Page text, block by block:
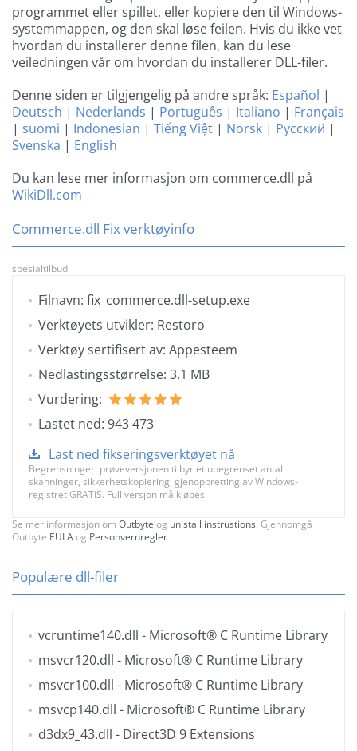
programmet eller spillet, eller kopiere den til Windows-
systemmappen, og den skal løse feilen. Hvis du ikke vet
hvordan du installerer denne filen, kan du lese
veiledningen vår om hvordan du installerer DLL-filer.
Denne siden er tilgjengelig på andre språk: Español |
Deutsch | Nederlands | Português | Italiano | Français
| suomi | Indonesian | Tiếng Việt | Norsk | Русский |
Svenska | English
Du kan lese mer informasjon om commerce.dll på
WikiDll.com
Commerce.dll Fix verktøyinfo
spesialtilbud
Filnavn: fix_commerce.dll-setup.exe
Verktøyets utvikler: Restoro
Verktøy sertifisert av: Appesteem
Nedlastingsstørrelse: 3.1 MB
Vurdering:
Lastet ned: 943 473
Last ned fikseringsverktøyet nå
Begrensninger: prøveversjonen tilbyr et ubegrenset antall
skanninger, sikkerhetskopiering, gjenoppretting av Windows-
registret GRATIS. Full versjon må kjøpes.
Se mer informasjon om Outbyte og unistall instrustions. Gjennomgå
Outbyte EULAog Personvernregler
Populære dll-filer
vcruntime140.dll - Microsoft® C Runtime Library
msvcr120.dll - Microsoft® C Runtime Library
msvcr100.dll - Microsoft® C Runtime Library
msvcp140.dll - Microsoft® C Runtime Library
d3dx9_43.dll - Direct3D 9 Extensions